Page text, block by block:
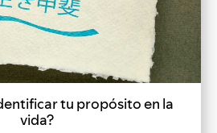
tu propósito en la
vida?